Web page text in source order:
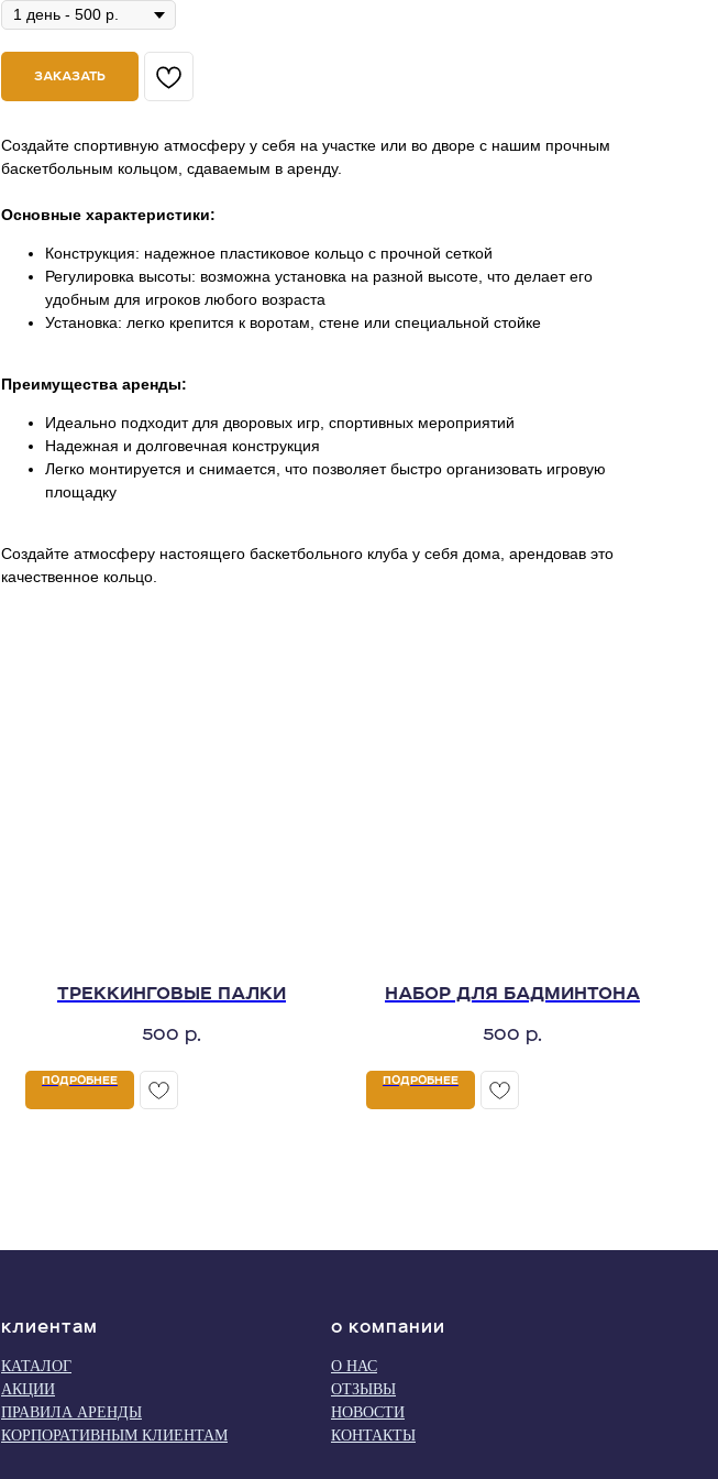
ЗАКАЗАТЬ
Создайте спортивную атмосферу у себя на участке или во дворе с нашим прочным
баскетбольным кольцом, сдаваемым в аренду.
Основные характеристики:
Конструкция: надежное пластиковое кольцо с прочной сеткой
Регулировка высоты: возможна установка на разной высоте, что делает его
удобным для игроков любого возраста
Установка: легко крепится к воротам, стене или специальной стойке
Преимущества аренды:
Идеально подходит для дворовых игр, спортивных мероприятий
Надежная и долговечная конструкция
Легко монтируется и снимается, что позволяет быстро организовать игровую
площадку
Создайте атмосферу настоящего баскетбольного клуба у себя дома, арендовав это
качественное кольцо.
ТРЕККИНГОВЫЕ ПАЛКИ
500 р.
ПОДРОБНЕЕ
НАБОР ДЛЯ БАДМИНТОНА
500 р.
ПОДРОБНЕЕ
Клиентам
КАТАЛОГ
АКЦИИ
ПРАВИЛА АРЕНДЫ
КОРПОРАТИВНЫМ КЛИЕНТАМ
О компании
О НАС
ОТЗЫВЫ
НОВОСТИ
КОНТАКТЫ